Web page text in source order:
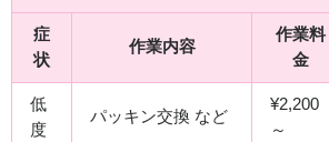
症
状
作業内容
作業料
金
低
度
パッキン交換 など
¥2,200
～